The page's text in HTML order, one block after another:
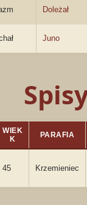
Doleżał
Juno
WIEK
K
PARAFIA
45 Krzemieniec